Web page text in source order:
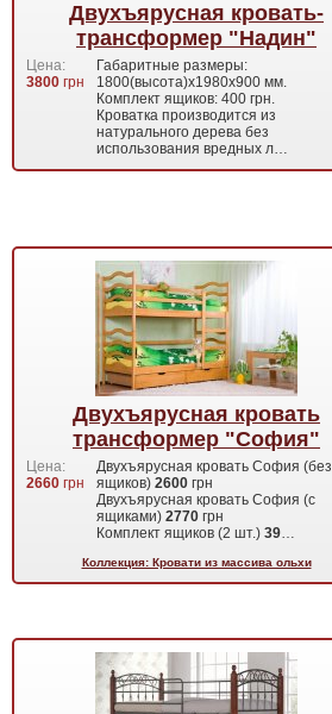
Двухъярусная кровать-
трансформер "Надин"
Цена:
3800 грн
Габаритные размеры:
1800(высота)х1980х900 мм.
Комплект ящиков: 400 грн.
Кроватка производится из
натурального дерева без
использования вредных л…
Двухъярусная кровать
трансформер "София"
Цена:
2660 грн
Двухъярусная кровать София (без
ящиков) 2600 грн
Двухъярусная кровать София (с
ящиками) 2770 грн
Комплект ящиков (2 шт.) 39…
Коллекция: Кровати из массива ольхи